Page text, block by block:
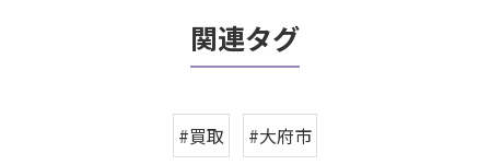
関連タグ
#買取 #大府市